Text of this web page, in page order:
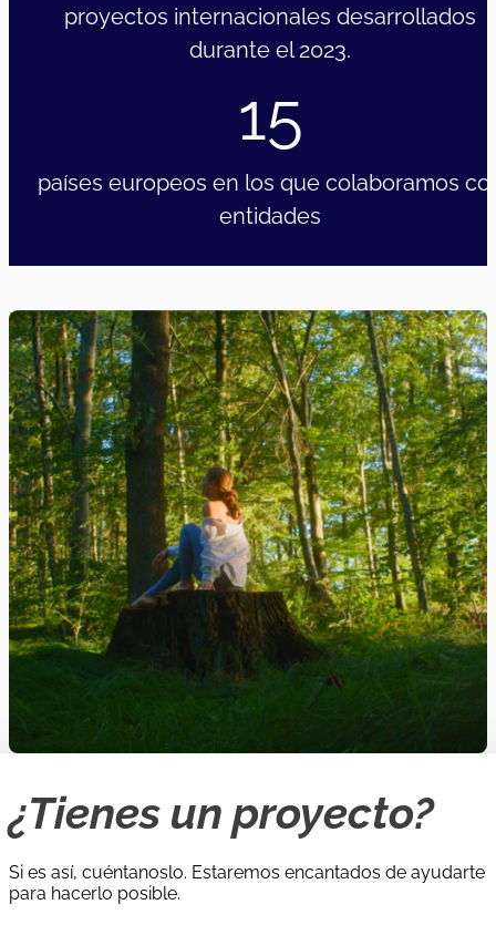
proyectos internacionales desarrollados
durante el 2023.
15
países europeos en los que colaboramos
entidades
¿Tienes un proyecto?
Si es así, cuéntanoslo. Estaremos encantados de ayudarte
para hacerlo posible.